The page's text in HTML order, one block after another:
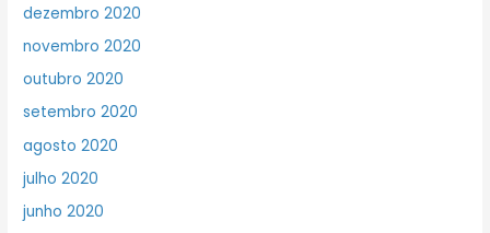
dezembro 2020
novembro 2020
outubro 2020
setembro 2020
agosto 2020
julho 2020
junho 2020